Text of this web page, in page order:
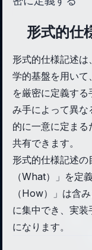
形式的仕
形式的仕様記述は
学的基盤を用いて
を厳密に定義す
み手によって異な
的に一意に定ま
共有できます。
形式的仕様記述
（What）」を定
（How）」は含
に集中でき、実
になります。